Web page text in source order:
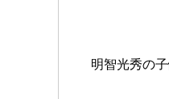
明智光秀の